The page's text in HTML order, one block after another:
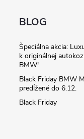
BLOG
Špeciálna akcia:
k originálnej
BMW!
Black Friday BMW
predĺžené do 6.12.
Black Friday